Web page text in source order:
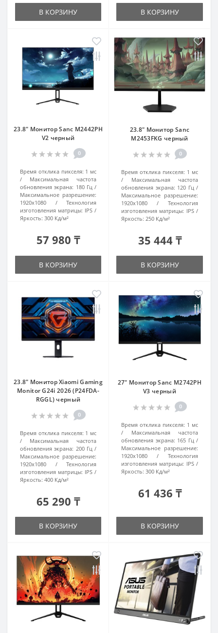
В КОРЗИНУ В КОРЗИНУ
23.8" Монитор Sanc M2442PH
V2 черный
0
Время отклика пикселя: 1 мс
Максимальная частота
обновления экрана: 180 Гц
Максимальное разрешение:
1920x1080
Технология
изготовления матрицы: IPS
Яркость: 300 Кд/м²
57 980 ₸
В КОРЗИНУ
23.8" Монитор Sanc
M2453FKG черный
0
Время отклика пикселя: 1 мс
Максимальная частота
обновления экрана: 120 Гц
Максимальное разрешение:
1920x1080
Технология
изготовления матрицы: IPS
Яркость: 250 Кд/м²
35 444 ₸
В КОРЗИНУ
23.8" Монитор Xiaomi Gaming
Monitor G24i 2026 (P24FDA-
RGGL) черный
0
Время отклика пикселя: 1 мс
Максимальная частота
обновления экрана: 200 Гц
Максимальное разрешение:
1920x1080
Технология
изготовления матрицы: IPS
Яркость: 400 Кд/м²
65 290 ₸
В КОРЗИНУ
27" Монитор Sanc M2742PH
V3 черный
0
Время отклика пикселя: 1 мс
Максимальная частота
обновления экрана: 165 Гц
Максимальное разрешение:
1920x1080
Технология
изготовления матрицы: IPS
Яркость: 300 Кд/м²
61 436 ₸
В КОРЗИНУ